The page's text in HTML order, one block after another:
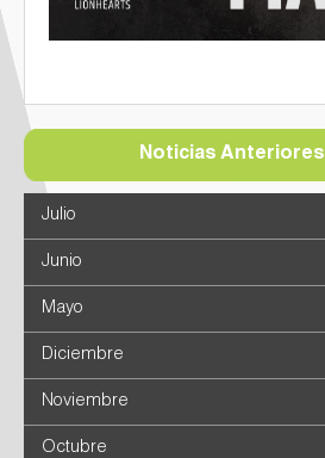
Noticias Anteriores
Julio
Junio
Mayo
Diciembre
Noviembre
Octubre